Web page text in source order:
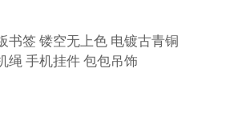
书签 镂空无上色 电镀古青铜
绳 手机挂件 包包吊饰